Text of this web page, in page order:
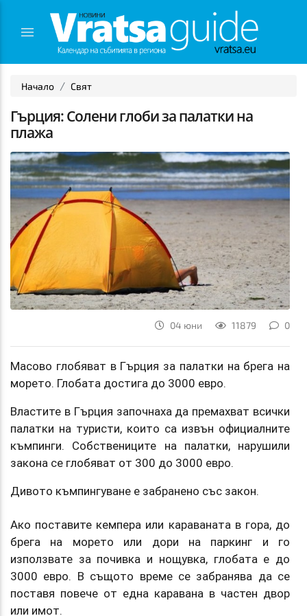
Начало Свят
Гърция: Солени глоби за палатки на
плажа
04 юни 11879 0
Масово глобяват в Гърция за палатки на брега на
морето. Глобата достига до 3000 евро.
Властите в Гърция започнаха да премахват всички
палатки на туристи, които са извън официалните
къмпинги. Собствениците на палатки, нарушили
закона се глобяват от 300 до 3000 евро.
Дивото къмпингуване е забранено със закон.
Ако поставите кемпера или караваната в гора, до
брега на морето или дори на паркинг и го
използвате за почивка и нощувка, глобата е до
3000 евро. В същото време се забранява да се
поставя повече от една каравана в частен двор
или имот.